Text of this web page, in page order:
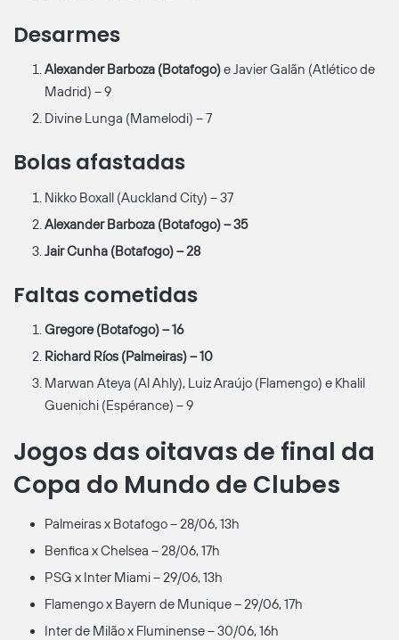
Desarmes
Alexander Barboza (Botafogo)e Javier Galãn (Atlético de
Madrid) – 9
Divine Lunga (Mamelodi) – 7
Bolas afastadas
Nikko Boxall (Auckland City) – 37
Alexander Barboza (Botafogo) – 35
Jair Cunha (Botafogo) – 28
Faltas cometidas
Gregore (Botafogo) – 16
Richard Ríos (Palmeiras) – 10
Marwan Ateya (Al Ahly), Luiz Araújo (Flamengo) e Khalil
Guenichi (Espérance) – 9
Jogos das oitavas de final da
Copa do Mundo de Clubes
Palmeiras x Botafogo – 28/06, 13h
Benfica x Chelsea – 28/06, 17h
PSG x Inter Miami – 29/06, 13h
Flamengo x Bayern de Munique – 29/06, 17h
Inter de Milão x Fluminense – 30/06, 16h